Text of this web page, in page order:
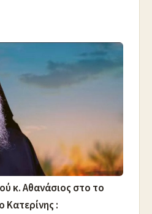
κ. Αθανάσιος στο το
Κατερίνης :